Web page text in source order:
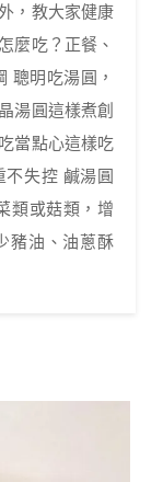
，教大家健康
麼吃？正餐、
聰明吃湯圓，
湯圓這樣煮創
當點心這樣吃
失控 鹹湯圓
類或菇類，增
豬油、油蔥酥